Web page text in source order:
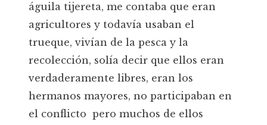
águila tijereta, me contaba que eran
agricultores y todavía usaban el
trueque, vivían de la pesca y la
recolección, solía decir que ellos eran
verdaderamente libres, eran los
hermanos mayores, no participaban en
el conflicto pero muchos de ellos